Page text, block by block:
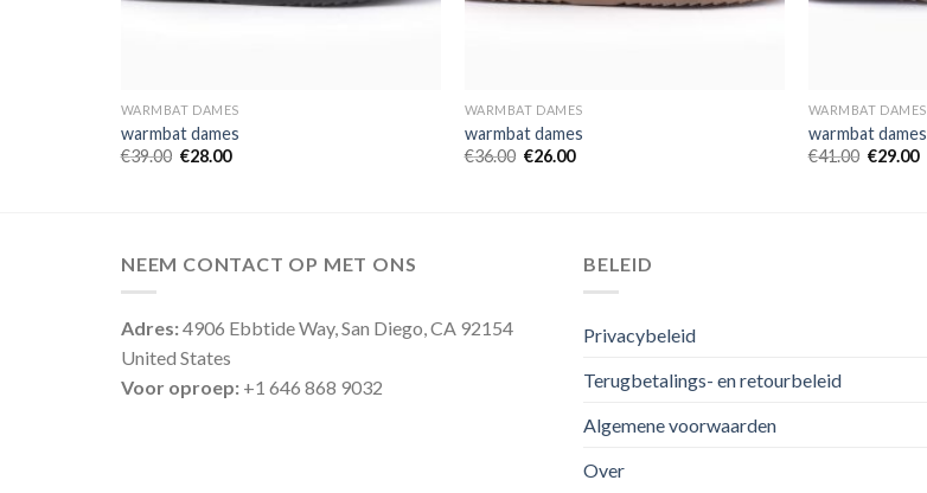
WARMBAT DAMES
warmbat dames
€39.00 €28.00
WARMBAT DAMES
warmbat dames
€36.00 €26.00
WARMBAT DAMES
warmbat dames
€41.00 €29.00
NEEM CONTACT OP MET ONS
Adres:4906 Ebbtide Way, San Diego, CA 92154
United States
Voor oproep: +1 646 868 9032
BELEID
Privacybeleid
Terugbetalings- en retourbeleid
Algemene voorwaarden
Over